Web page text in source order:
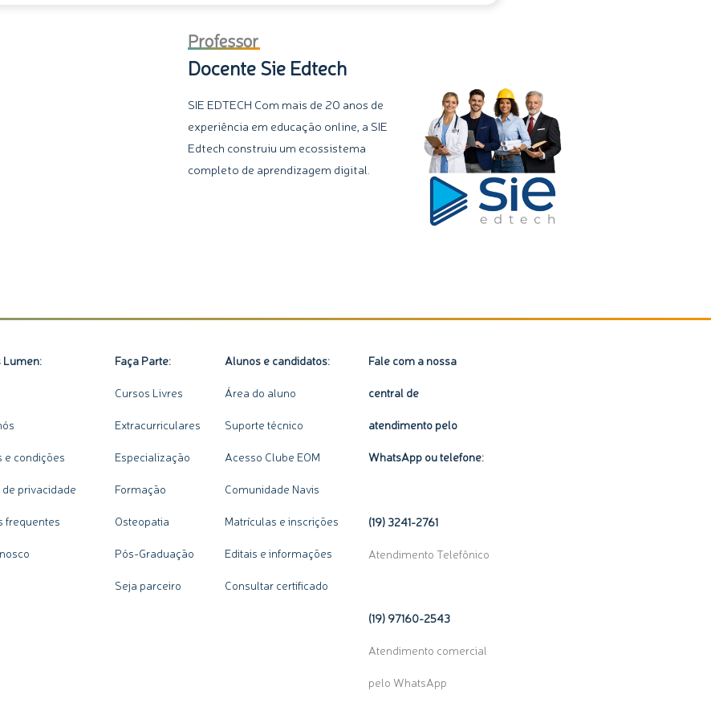
Pessoa
e
Jurídica
quantidade
Professor
Docente Sie Edtech
SIE EDTECH Com mais de 20 anos de
experiência em educação online, a SIE
Edtech construiu um ecossistema
completo de aprendizagem digital.
Lumen:
e condições
privacidade
frequentes
Faça Parte:
Cursos Livres
Extracurriculares
Especialização
Formação
Osteopatia
Pós-Graduação
Seja parceiro
Alunos e candidatos:
Área do aluno
Suporte técnico
Acesso Clube EOM
Comunidade Navis
Matrículas e inscrições
Editais e informações
Consultar certificado
Fale com a nossa
central de
atendimento pelo
WhatsApp ou telefone:
(19) 3241-2761
Atendimento Telefônico
(19) 97160-2543
Atendimento comercial
pelo WhatsApp